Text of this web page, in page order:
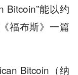
Bitcoin”能以约
福布斯》一篇
Bitcoin（纳